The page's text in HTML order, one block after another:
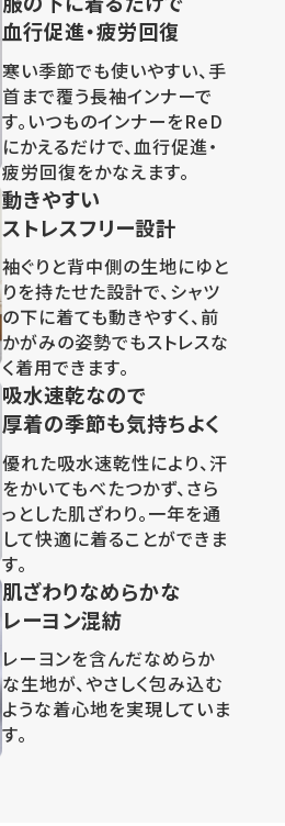
血行促進・疲労回復
寒い季節でも使いやすい、手
首まで覆う長袖インナーで
す。いつものインナーをReD
にかえるだけで、血行促進・
疲労回復をかなえます。
動きやすい
ストレスフリー設計
袖ぐりと背中側の生地にゆと
りを持たせた設計で、シャツ
の下に着ても動きやすく、前
かがみの姿勢でもストレスな
く着用できます。
吸水速乾なので
厚着の季節も気持ちよく
優れた吸水速乾性により、汗
をかいてもべたつかず、さら
っとした肌ざわり。一年を通
して快適に着ることができま
す。
肌ざわりなめらかな
レーヨン混紡
レーヨンを含んだなめらか
な生地が、やさしく包み込む
ような着心地を実現していま
す。